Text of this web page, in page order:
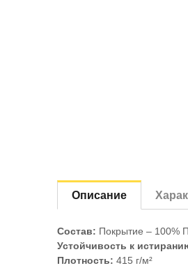
Описание
Состав: Покрытие – 100%
Устойчивость к
Плотность: 415 г/м²